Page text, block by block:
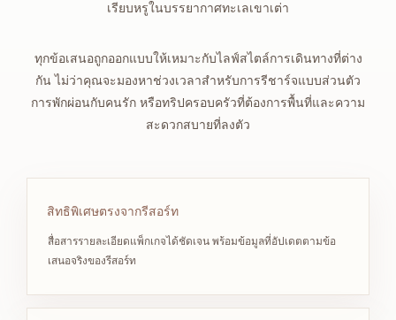
เรียบหรูในบรรยากาศทะเลเขาเต่า
ทุกข้อเสนอถูกออกแบบให้เหมาะกับไลฟ์สไตล์การเดินทางที่ต่าง
กัน ไม่ว่าคุณจะมองหาช่วงเวลาสำหรับการรีชาร์จแบบส่วนตัว
การพักผ่อนกับคนรัก หรือทริปครอบครัวที่ต้องการพื้นที่และความ
สะดวกสบายที่ลงตัว
สิทธิพิเศษตรงจากรีสอร์ท
สื่อสารรายละเอียดแพ็กเกจได้ชัดเจน พร้อมข้อมูลที่อัปเดตตามข้อ
เสนอจริงของรีสอร์ท